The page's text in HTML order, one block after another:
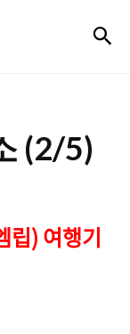
(2/5)
립) 여행기